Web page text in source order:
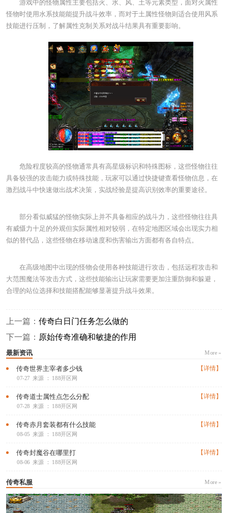
游戏中的怪物属性主要包括火、水、风、土等元素类型，面对火属性
怪物时使用水系技能能提升战斗效率，而对于土属性怪物则适合使用风系
技能进行压制，了解属性克制关系对战斗结果具有重要影响。
危险程度较高的怪物通常具有高星级标识和特殊图标，这些怪物往往
具备较强的攻击能力或特殊技能，玩家可以通过快捷键查看怪物信息，在
激烈战斗中快速做出战术决策，实战经验是提高识别效率的重要途径。
部分看似威猛的怪物实际上并不具备相应的战斗力，这些怪物往往具
有威慑力十足的外观但实际属性相对较弱，在特定地图区域会出现实力相
似的替代品，这些怪物在移动速度和伤害输出方面都有各自特点。
在高级地图中出现的怪物会使用各种技能进行攻击，包括远程攻击和
大范围魔法等攻击方式，这些技能输出让玩家需要更加注重防御和躲避，
合理的站位选择和技能搭配能够显著提升战斗效果。
上一篇： 传奇白日门任务怎么做的
下一篇： 原始传奇准确和敏捷的作用
最新资讯 More »
传奇世界主宰者多少钱
07-27 来源 ： 188开区网
【详情】
传奇道士属性点怎么分配
07-28 来源 ： 188开区网
【详情】
传奇赤月套装都有什么技能
08-05 来源 ： 188开区网
【详情】
传奇封魔谷在哪里打
08-06 来源 ： 188开区网
【详情】
传奇私服 More »